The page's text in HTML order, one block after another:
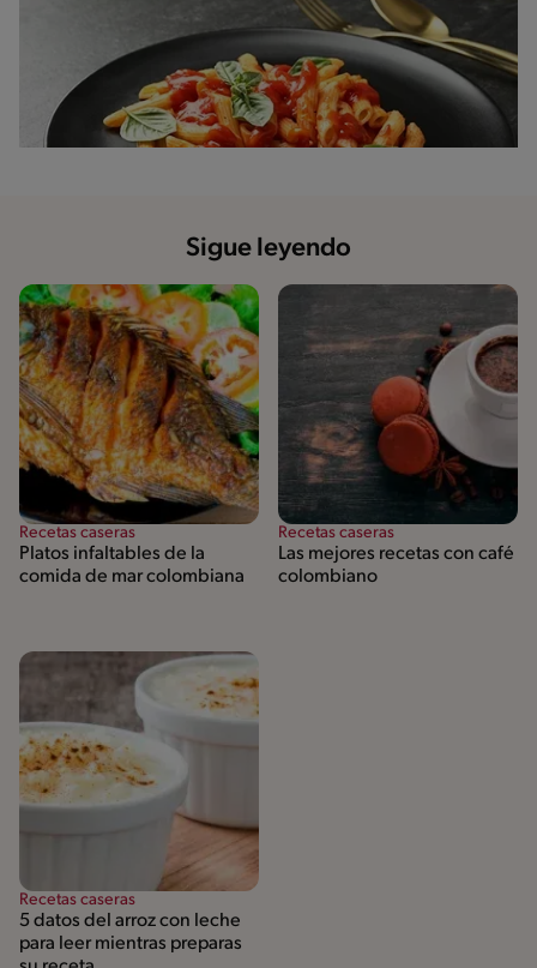
Sigue leyendo
Recetas caseras
Platos infaltables de la
comida de mar colombiana
Recetas caseras
Las mejores recetas con café
colombiano
Recetas caseras
5 datos del arroz con leche
para leer mientras preparas